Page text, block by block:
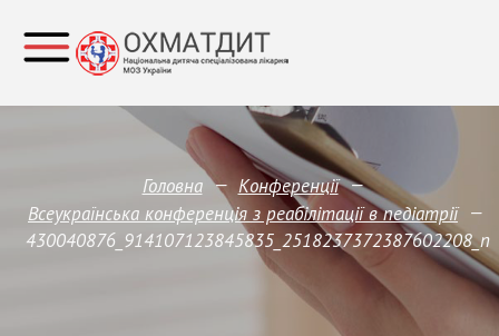
Головна — Конференції —
Всеукраїнська конференція з реабілітації в педіатрії —
430040876_914107123845835_2518237372387602208_n